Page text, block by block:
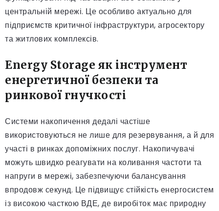
центральній мережі. Це особливо актуально для
підприємств критичної інфраструктури, агросектору
та житлових комплексів.
Energy Storage як інструмент
енергетичної безпеки та
ринкової гнучкості
Системи накопичення дедалі частіше
використовуються не лише для резервування, а й для
участі в ринках допоміжних послуг. Накопичувачі
можуть швидко реагувати на коливання частоти та
напруги в мережі, забезпечуючи балансування
впродовж секунд. Це підвищує стійкість енергосистем
із високою часткою ВДЕ, де виробіток має природну